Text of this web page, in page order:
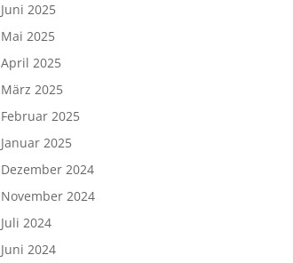
Juni 2025
Mai 2025
April 2025
März 2025
Februar 2025
Januar 2025
Dezember 2024
November 2024
Juli 2024
Juni 2024